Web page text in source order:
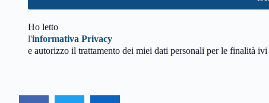
Ho letto
l'informativa Privacy
e autorizzo il trattamento dei miei dati personali per le finalità ivi